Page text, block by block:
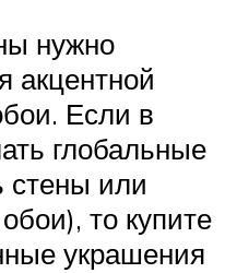
нужно
акцентной
Если в
глобальные
стены или
то купите
украшения